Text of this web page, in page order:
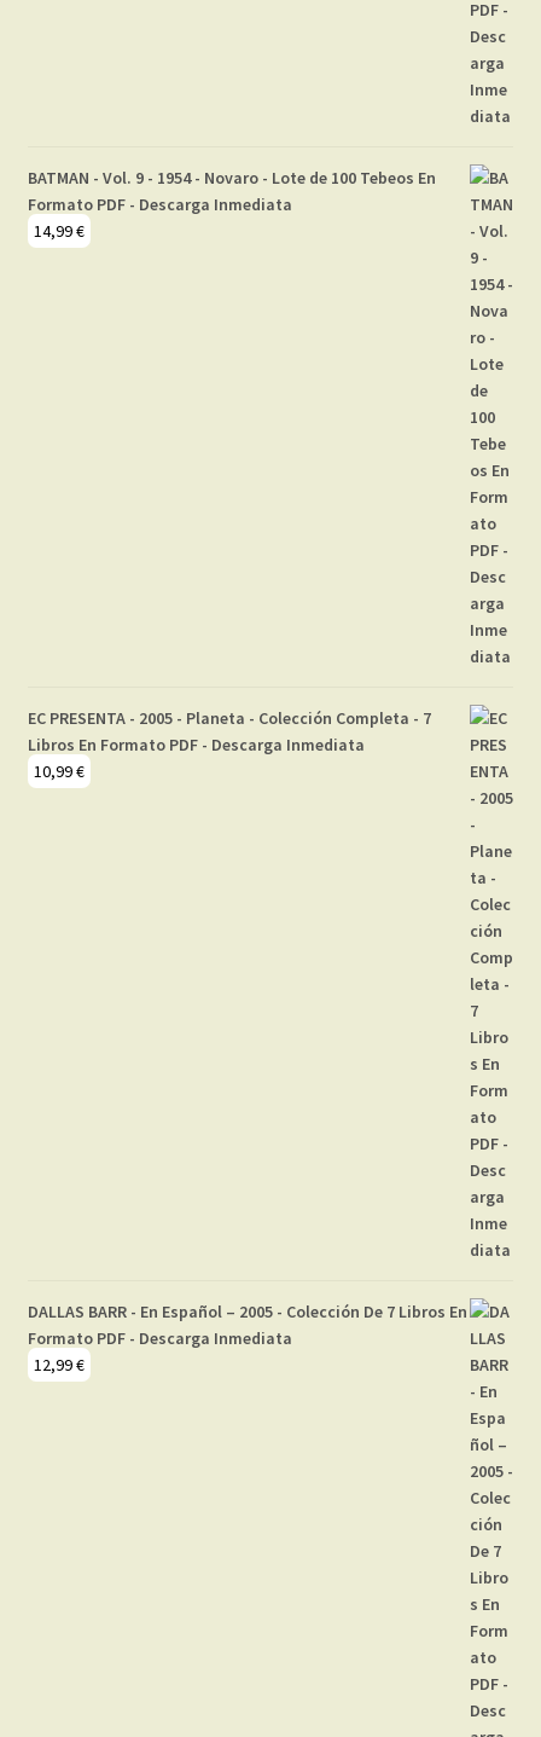
BATMAN - Vol. 9 - 1954 - Novaro - Lote de 100 Tebeos En
Formato PDF - Descarga Inmediata
14,99€
EC PRESENTA - 2005 - Planeta - Colección Completa - 7
Libros En Formato PDF - Descarga Inmediata
10,99€
DALLAS BARR - En Español – 2005 - Colección De 7 Libros En
Formato PDF - Descarga Inmediata
12,99€